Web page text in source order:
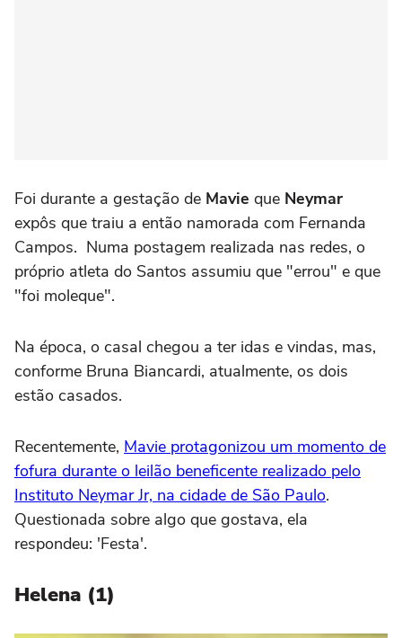
Foi durante a gestação de Mavie que Neymar
expôs que traiu a então namorada com Fernanda
Campos. Numa postagem realizada nas redes, o
próprio atleta do Santos assumiu que "errou" e que
"foi moleque".
Na época, o casal chegou a ter idas e vindas, mas,
conforme Bruna Biancardi, atualmente, os dois
estão casados.
Recentemente, Mavie protagonizou um momento de
fofura durante o leilão beneficente realizado pelo
Instituto Neymar Jr, na cidade de São Paulo.
Questionada sobre algo que gostava, ela
respondeu: 'Festa'.
Helena (1)